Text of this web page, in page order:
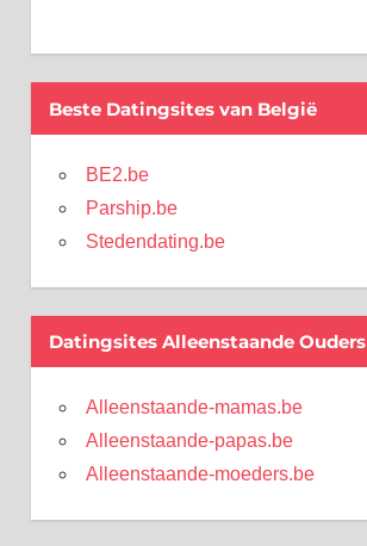
Beste Datingsites van België
BE2.be
Parship.be
Stedendating.be
Datingsites Alleenstaande Ouders
Alleenstaande-mamas.be
Alleenstaande-papas.be
Alleenstaande-moeders.be